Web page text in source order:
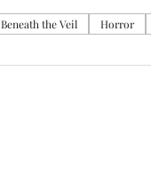
Beneath the Veil Horror